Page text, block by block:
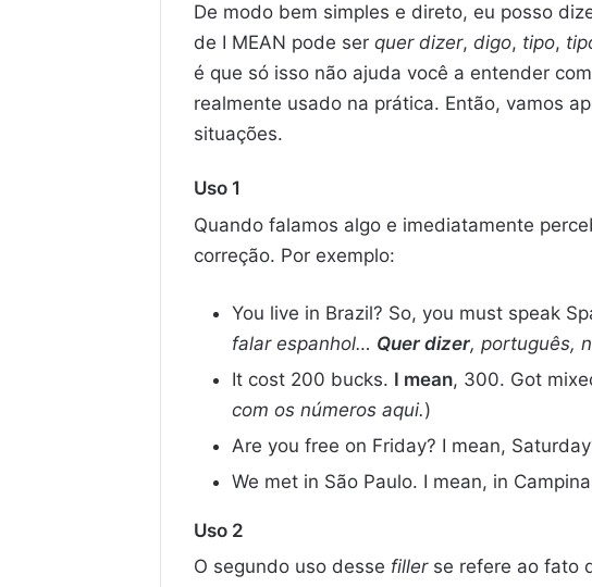
De modo bem simples e direto, eu posso
de I MEAN pode ser quer dizer, digo, tipo,
é que só isso não ajuda você a entender
realmente usado na prática. Então, vamos
situações.
Uso 1
Quando falamos algo e imediatamente
correção. Por exemplo:
You live in Brazil? So, you must speak
falar espanhol… Quer dizer, português,
It cost 200 bucks. I mean, 300. Got
com os números aqui.)
Are you free on Friday? I mean,
We met in São Paulo. I mean, in
Uso 2
O segundo uso desse fillerse refere ao fato